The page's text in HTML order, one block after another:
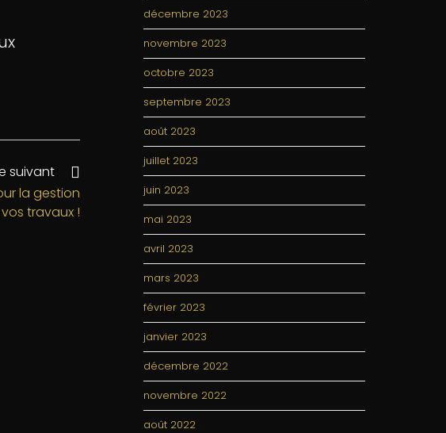
suivant
la gestion
travaux !
décembre 2023
novembre 2023
octobre 2023
septembre 2023
août 2023
juillet 2023
juin 2023
mai 2023
avril 2023
mars 2023
février 2023
janvier 2023
décembre 2022
novembre 2022
août 2022